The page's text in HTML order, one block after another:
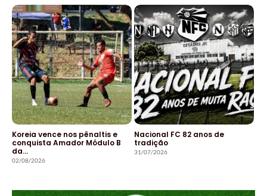
Koreia vence nos pênaltis e
conquista Amador Módulo B
da…
02/08/2026
Nacional FC 82 anos de
tradição
31/07/2026